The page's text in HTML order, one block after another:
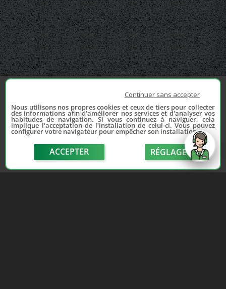
Continuer sans accepter
Nous utilisons nos propres cookies et ceux de tiers pour collecter
des informations afin d'améliorer nos services et d'analyser vos
habitudes de navigation. Si vous continuez à naviguer, cela
implique l'acceptation de l'installation de celui-ci. Vous pouvez
configurer votre navigateur pour empêcher son installation.
ACCEPTER RÉGLAGE